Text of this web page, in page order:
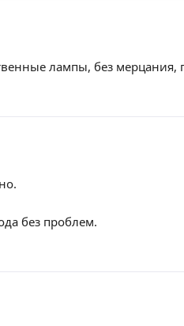
лампы, без мерцания,
без проблем.